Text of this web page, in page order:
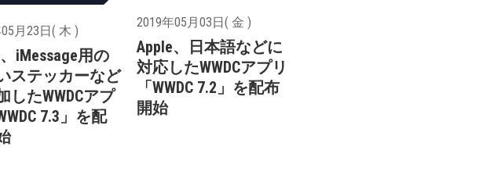
月23日( 木 )
iMessage用の
ステッカーなど
したWWDCアプ
7.3」を配
2019年05月03日( 金 )
Apple、日本語などに
対応したWWDCアプリ
「WWDC 7.2」を配布
開始